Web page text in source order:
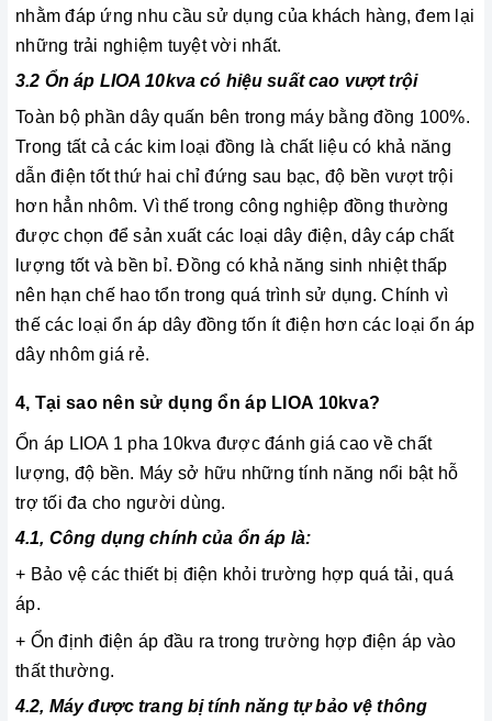
nhằm đáp ứng nhu cầu sử dụng của khách hàng, đem lại
những trải nghiệm tuyệt vời nhất.
3.2 Ổn áp LIOA 10kva có hiệu suất cao vượt trội
Toàn bộ phần dây quấn bên trong máy bằng đồng 100%.
Trong tất cả các kim loại đồng là chất liệu có khả năng
dẫn điện tốt thứ hai chỉ đứng sau bạc, độ bền vượt trội
hơn hẳn nhôm. Vì thế trong công nghiệp đồng thường
được chọn để sản xuất các loại dây điện, dây cáp chất
lượng tốt và bền bỉ. Đồng có khả năng sinh nhiệt thấp
nên hạn chế hao tổn trong quá trình sử dụng. Chính vì
thế các loại ổn áp dây đồng tốn ít điện hơn các loại ổn áp
dây nhôm giá rẻ.
4, Tại sao nên sử dụng ổn áp LIOA 10kva?
Ổn áp LIOA 1 pha 10kva được đánh giá cao về chất
lượng, độ bền. Máy sở hữu những tính năng nổi bật hỗ
trợ tối đa cho người dùng.
4.1, Công dụng chính của ổn áp là:
+ Bảo vệ các thiết bị điện khỏi trường hợp quá tải, quá
áp.
+ Ổn định điện áp đầu ra trong trường hợp điện áp vào
thất thường.
4.2, Máy được trang bị tính năng tự bảo vệ thông